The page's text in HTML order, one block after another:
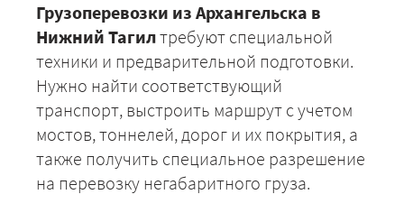
Грузоперевозки из Архангельска в
Нижний Тагилтребуют специальной
техники и предварительной подготовки.
Нужно найти соответствующий
транспорт, выстроить маршрут с учетом
мостов, тоннелей, дорог и их покрытия, а
также получить специальное разрешение
на перевозку негабаритного груза.